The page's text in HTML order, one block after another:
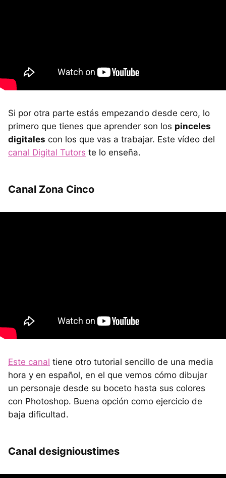
Si por otra parte estás empezando desde cero, lo
primero que tienes que aprender son los pinceles
digitales con los que vas a trabajar. Este vídeo del
canal Digital Tutors te lo enseña.
Canal Zona Cinco
Este canal tiene otro tutorial sencillo de una media
hora y en español, en el que vemos cómo dibujar
un personaje desde su boceto hasta sus colores
con Photoshop. Buena opción como ejercicio de
baja dificultad.
Canal designioustimes